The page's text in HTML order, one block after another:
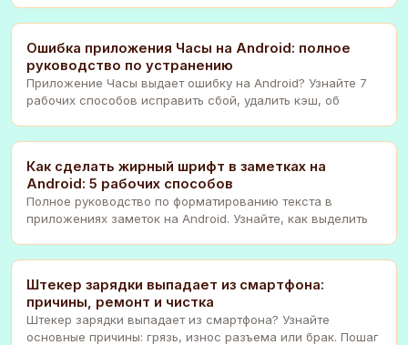
Ошибка приложения Часы на Android: полное
руководство по устранению
Приложение Часы выдает ошибку на Android? Узнайте 7
рабочих способов исправить сбой, удалить кэш, об
Как сделать жирный шрифт в заметках на
Android: 5 рабочих способов
Полное руководство по форматированию текста в
приложениях заметок на Android. Узнайте, как выделить
Штекер зарядки выпадает из смартфона:
причины, ремонт и чистка
Штекер зарядки выпадает из смартфона? Узнайте
основные причины: грязь, износ разъема или брак. Пошаг